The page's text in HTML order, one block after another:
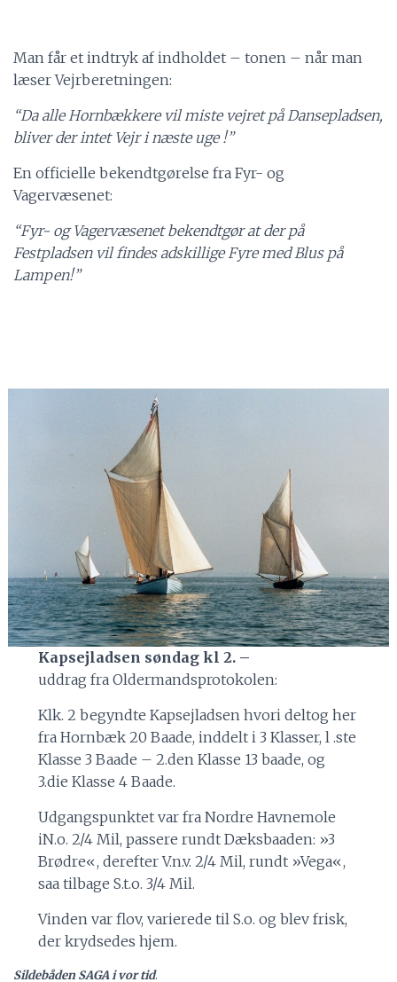
Man får et indtryk af indholdet – tonen – når man
læser Vejrberetningen:
“Da alle Hornbækkere vil miste vejret på Dansepladsen,
bliver der intet Vejr i næste uge !”
En officielle bekendtgørelse fra Fyr- og
Vagervæsenet:
“Fyr- og Vagervæsenet bekendtgør at der på
Festpladsen vil findes adskillige Fyre med Blus på
Lampen!”
Kapsejladsen søndag kl 2. –
uddrag fra Oldermandsprotokolen:
Klk. 2 begyndte Kapsejladsen hvori deltog her
fra Hornbæk 20 Baade, inddelt i 3 Klasser, l .ste
Klasse 3 Baade – 2.den Klasse 13 baade, og
3.die Klasse 4 Baade.
Udgangspunktet var fra Nordre Havnemole
iN.o. 2/4 Mil, passere rundt Dæksbaaden: »3
Brødre«, derefter V.n.v. 2/4 Mil, rundt »Vega«,
saa tilbage S.t.o. 3/4 Mil.
Vinden var flov, varierede til S.o. og blev frisk,
der krydsedes hjem.
Sildebåden SAGA i vor tid.